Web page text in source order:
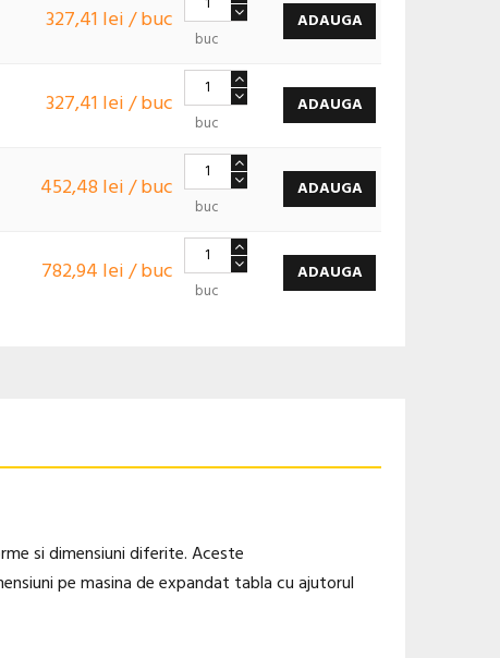
327,41 lei / buc
buc
ADAUGA
327,41 lei / buc
buc
ADAUGA
452,48 lei / buc
buc
ADAUGA
782,94 lei / buc
buc
ADAUGA
si dimensiuni diferite. Aceste
pe masina de expandat tabla cu ajutorul